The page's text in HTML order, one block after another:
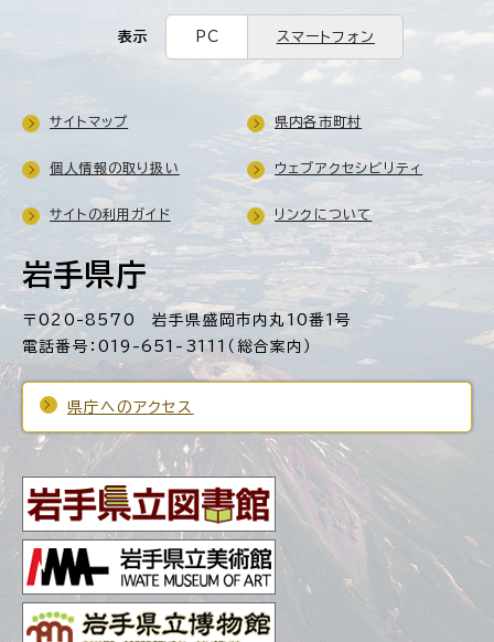
表示 PC スマートフォン
岩手県庁
〒020-8570 岩手県盛岡市内丸10番1号
電話番号：019-651-3111（総合案内）
県庁へのアクセス
サイトマップ 県内各市町村
個人情報の取り扱い ウェブアクセシビリティ
サイトの利用ガイド リンクについて